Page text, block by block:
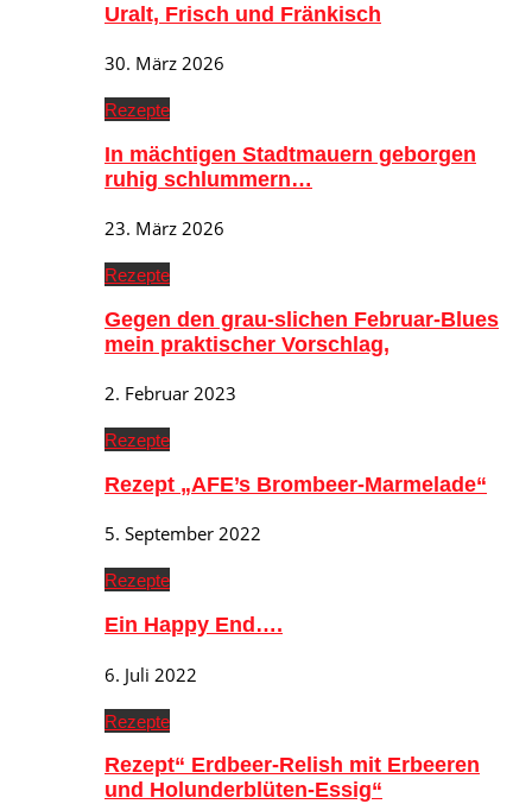
Uralt, Frisch und Fränkisch
30. März 2026
Rezepte
In mächtigen Stadtmauern geborgen
ruhig schlummern…
23. März 2026
Rezepte
Gegen den grau-slichen Februar-Blues
mein praktischer Vorschlag,
2. Februar 2023
Rezepte
Rezept „AFE’s Brombeer-Marmelade“
5. September 2022
Rezepte
Ein Happy End….
6. Juli 2022
Rezepte
Rezept“ Erdbeer-Relish mit Erbeeren
und Holunderblüten-Essig“